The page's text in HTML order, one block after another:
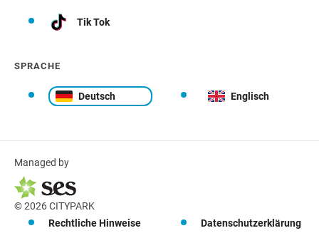
Tik Tok
SPRACHE
Deutsch Englisch
Managed by
© 2026 CITYPARK
Rechtliche Hinweise
Datenschutzerklärung